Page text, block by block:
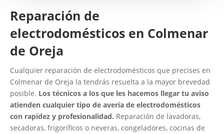
Reparación de
electrodomésticos en Colmenar
de Oreja
Cualquier reparación de electrodomésticos que precises en
Colmenar de Oreja la tendrás resuelta a la mayor brevedad
posible. Los técnicos a los que les hacemos llegar tu aviso
atienden cualquier tipo de avería de electrodomésticos
con rapidez y profesionalidad. Reparación de lavadoras,
secadoras, frigoríficos o neveras, congeladores, cocinas de